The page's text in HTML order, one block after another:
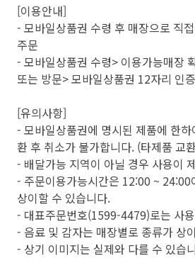
[이용안내]
- 모바일상품권 수령 후 매장으로 직
주문
- 모바일상품권 수령> 이용가능매장
또는 방문> 모바일상품권 12자리 인
[유의사항]
- 모바일상품권에 명시된 제품에 한
환 후 취소가 불가합니다. (타제품 교
- 배달가능 지역이 아닐 경우 사용이
- 주문이용가능시간은 12:00 ~ 24:00
상이할 수 있습니다.
- 대표주문번호(1599-4479)로는 사
- 음료 및 감자는 매장별로 종류가 상
- 상기 이미지는 실제와 다를 수 있습